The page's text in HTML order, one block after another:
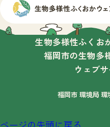
生物多様性ふくお
福岡市の生物多
ウェブサ
福岡市 環境局